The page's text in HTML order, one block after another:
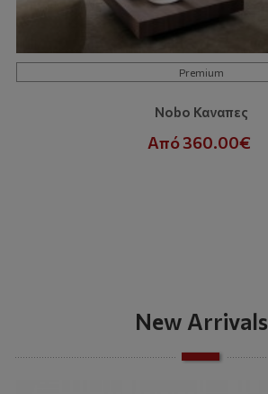
Premium
Nobo Καναπες
Από 360.00€
New Arrivals